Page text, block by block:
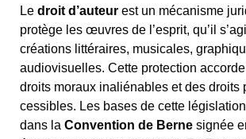
Le droit d’auteur est un mécanisme
protège les œuvres de l’esprit, qu’il
créations littéraires, musicales,
audiovisuelles. Cette protection accorde
droits moraux inaliénables et des droits
cessibles. Les bases de cette
dans la Convention de Berne signée